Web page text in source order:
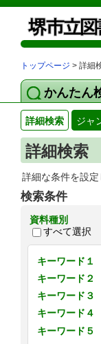
トップページ > 詳細
かんたん
詳細検索 ジャ
詳細検索
詳細な条件を設定
検索条件
資料種別
すべて選択
キーワード１
キーワード２
キーワード３
キーワード４
キーワード５